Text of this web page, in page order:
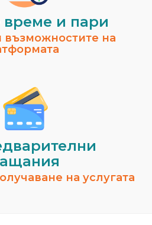
време и пари
възможностите на
на услугата